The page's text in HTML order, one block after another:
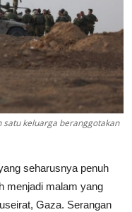
satu keluarga beranggotakan
seharusnya penuh
menjadi malam yang
Gaza. Serangan